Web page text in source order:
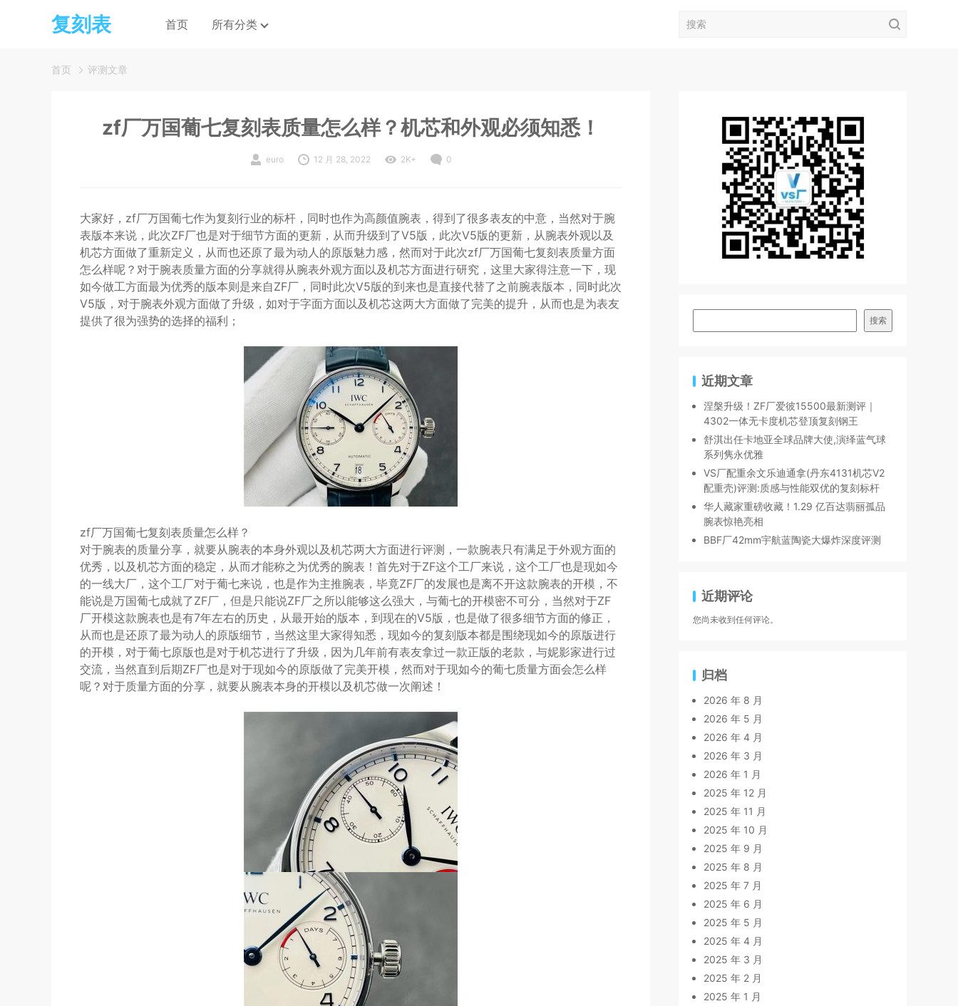
复刻表 首页 所有分类
首页 评测文章
zf厂万国葡七复刻表质量怎么样？机芯和外观必须知悉！
euro 12 月 28, 2022 2K+ 0
大家好，zf厂万国葡七作为复刻行业的标杆，同时也作为高颜值腕表，得到了很多表友的中意，当然对于腕
表版本来说，此次ZF厂也是对于细节方面的更新，从而升级到了V5版，此次V5版的更新，从腕表外观以及
机芯方面做了重新定义，从而也还原了最为动人的原版魅力感，然而对于此次zf厂万国葡七复刻表质量方面
怎么样呢？对于腕表质量方面的分享就得从腕表外观方面以及机芯方面进行研究，这里大家得注意一下，现
如今做工方面最为优秀的版本则是来自ZF厂，同时此次V5版的到来也是直接代替了之前腕表版本，同时此次
V5版，对于腕表外观方面做了升级，如对于字面方面以及机芯这两大方面做了完美的提升，从而也是为表友
提供了很为强势的选择的福利；
zf厂万国葡七复刻表质量怎么样？
对于腕表的质量分享，就要从腕表的本身外观以及机芯两大方面进行评测，一款腕表只有满足于外观方面的
优秀，以及机芯方面的稳定，从而才能称之为优秀的腕表！首先对于ZF这个工厂来说，这个工厂也是现如今
的一线大厂，这个工厂对于葡七来说，也是作为主推腕表，毕竟ZF厂的发展也是离不开这款腕表的开模，不
能说是万国葡七成就了ZF厂，但是只能说ZF厂之所以能够这么强大，与葡七的开模密不可分，当然对于ZF
厂开模这款腕表也是有7年左右的历史，从最开始的版本，到现在的V5版，也是做了很多细节方面的修正，
从而也是还原了最为动人的原版细节，当然这里大家得知悉，现如今的复刻版本都是围绕现如今的原版进行
的开模，对于葡七原版也是对于机芯进行了升级，因为几年前有表友拿过一款正版的老款，与妮影家进行过
交流，当然直到后期ZF厂也是对于现如今的原版做了完美开模，然而对于现如今的葡七质量方面会怎么样
呢？对于质量方面的分享，就要从腕表本身的开模以及机芯做一次阐述！
搜索
近期文章
涅槃升级！ZF厂爱彼15500最新测评｜
4302一体无卡度机芯登顶复刻钢王
舒淇出任卡地亚全球品牌大使,演绎蓝气球
系列隽永优雅
VS厂配重余文乐迪通拿(丹东4131机芯V2
配重壳)评测:质感与性能双优的复刻标杆
华人藏家重磅收藏！1.29 亿百达翡丽孤品
腕表惊艳亮相
BBF厂42mm宇航蓝陶瓷大爆炸深度评测
近期评论
您尚未收到任何评论。
归档
2026 年 8 月
2026 年 5 月
2026 年 4 月
2026 年 3 月
2026 年 1 月
2025 年 12 月
2025 年 11 月
2025 年 10 月
2025 年 9 月
2025 年 8 月
2025 年 7 月
2025 年 6 月
2025 年 5 月
2025 年 4 月
2025 年 3 月
2025 年 2 月
2025 年 1 月